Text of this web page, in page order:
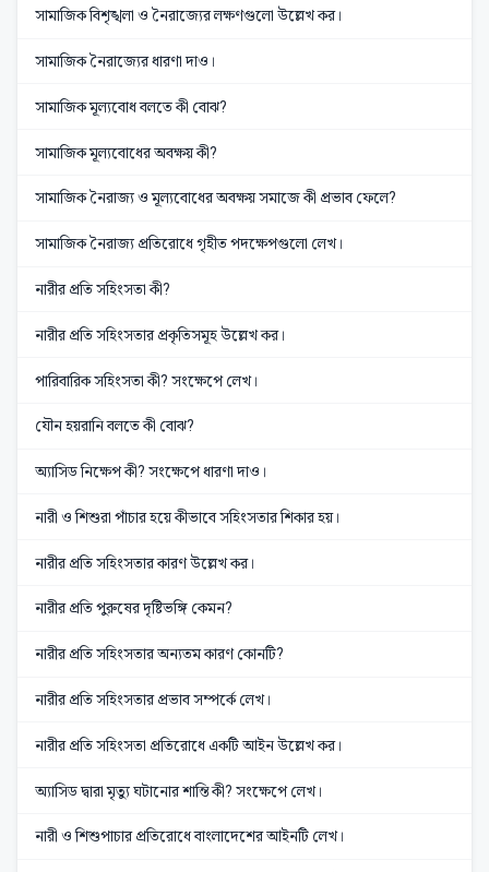
সামাজিক বিশৃঙ্খলা ও নৈরাজ্যের লক্ষণগুলো উল্লেখ কর।
সামাজিক নৈরাজ্যের ধারণা দাও।
সামাজিক মূল্যবোধ বলতে কী বোঝ?
সামাজিক মূল্যবোধের অবক্ষয় কী?
সামাজিক নৈরাজ্য ও মূল্যবোধের অবক্ষয় সমাজে কী প্রভাব ফেলে?
সামাজিক নৈরাজ্য প্রতিরোধে গৃহীত পদক্ষেপগুলো লেখ।
নারীর প্রতি সহিংসতা কী?
নারীর প্রতি সহিংসতার প্রকৃতিসমূহ উল্লেখ কর।
পারিবারিক সহিংসতা কী? সংক্ষেপে লেখ।
যৌন হয়রানি বলতে কী বোঝ?
অ্যাসিড নিক্ষেপ কী? সংক্ষেপে ধারণা দাও।
নারী ও শিশুরা পাঁচার হয়ে কীভাবে সহিংসতার শিকার হয়।
নারীর প্রতি সহিংসতার কারণ উল্লেখ কর।
নারীর প্রতি পুরুষের দৃষ্টিভঙ্গি কেমন?
নারীর প্রতি সহিংসতার অন্যতম কারণ কোনটি?
নারীর প্রতি সহিংসতার প্রভাব সম্পর্কে লেখ।
নারীর প্রতি সহিংসতা প্রতিরোধে একটি আইন উল্লেখ কর।
অ্যাসিড দ্বারা মৃত্যু ঘটানোর শান্তি কী? সংক্ষেপে লেখ।
নারী ও শিশুপাচার প্রতিরোধে বাংলাদেশের আইনটি লেখ।